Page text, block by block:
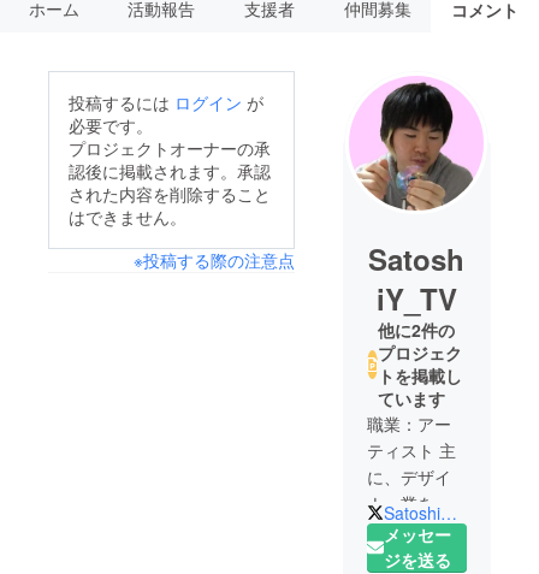
ホーム 活動報告 支援者 仲間募集 コメント
投稿するには ログイン が
必要です。
プロジェクトオーナーの承
認後に掲載されます。承認
された内容を削除すること
はできません。
※投稿する際の注意点
Satosh
iY_TV
他に2件の
プロジェク
トを掲載し
ています
職業：アー
ティスト 主
に、デザイ
ナー業を
やっており
ます！
SatoshiY_TV
メッセー
ジを送る